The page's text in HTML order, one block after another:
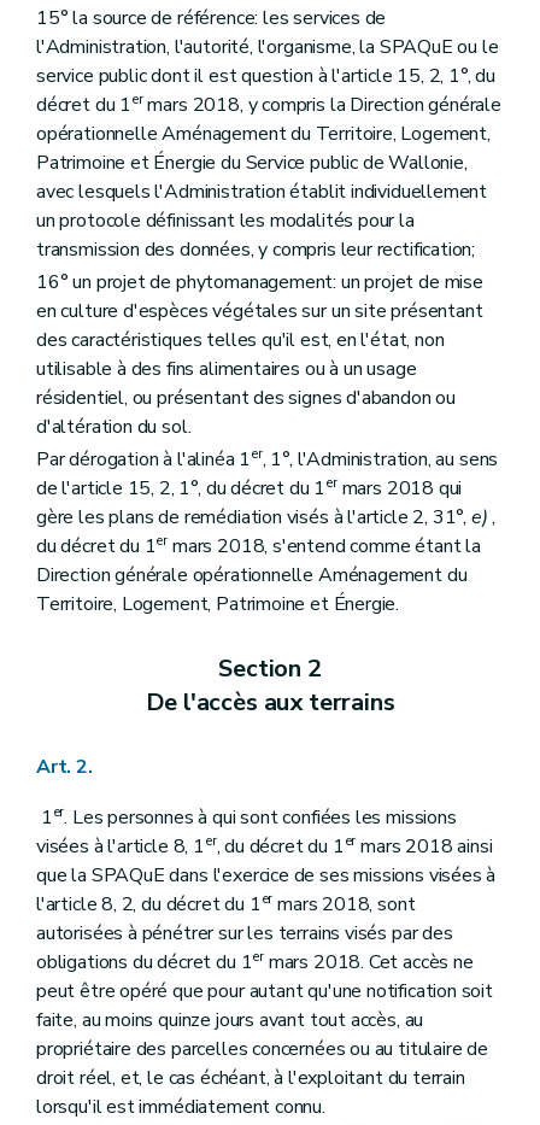
15° la source de référence: les services de
l'Administration, l'autorité, l'organisme, la SPAQuE ou le
service public dont il est question à l'article 15, 2, 1°, du
décret du 1ermars 2018, y compris la Direction générale
opérationnelle Aménagement du Territoire, Logement,
Patrimoine et Énergie du Service public de Wallonie,
avec lesquels l'Administration établit individuellement
un protocole définissant les modalités pour la
transmission des données, y compris leur rectification;
16° un projet de phytomanagement: un projet de mise
en culture d'espèces végétales sur un site présentant
des caractéristiques telles qu'il est, en l'état, non
utilisable à des fins alimentaires ou à un usage
résidentiel, ou présentant des signes d'abandon ou
d'altération du sol.
Par dérogation à l'alinéa 1er, 1°, l'Administration, au sens
de l'article 15, 2, 1°, du décret du 1ermars 2018 qui
gère les plans de remédiation visés à l'article 2, 31°, e),
du décret du 1ermars 2018, s'entend comme étant la
Direction générale opérationnelle Aménagement du
Territoire, Logement, Patrimoine et Énergie.
Section 2
De l'accès aux terrains
Art. 2.
1er. Les personnes à qui sont confiées les missions
visées à l'article 8, 1er, du décret du 1ermars 2018 ainsi
que la SPAQuE dans l'exercice de ses missions visées à
l'article 8, 2, du décret du 1ermars 2018, sont
autorisées à pénétrer sur les terrains visés par des
obligations du décret du 1ermars 2018. Cet accès ne
peut être opéré que pour autant qu'une notification soit
faite, au moins quinze jours avant tout accès, au
propriétaire des parcelles concernées ou au titulaire de
droit réel, et, le cas échéant, à l'exploitant du terrain
lorsqu'il est immédiatement connu.